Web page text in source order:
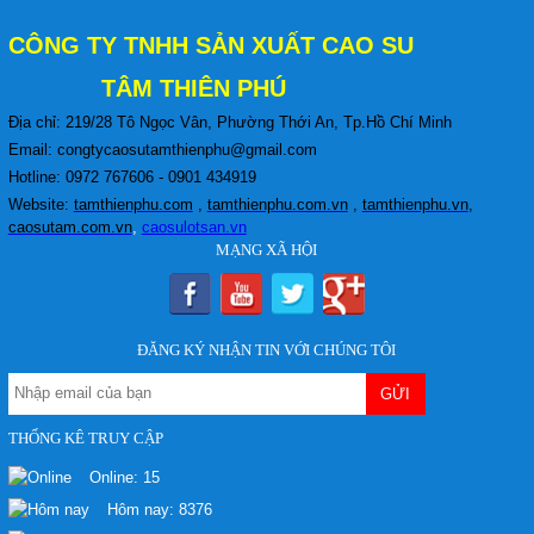
Giá:Liên hệ
Tấm cao su chịu lực lót khuôn 20mm
Giá:
Tấm silicone màu đỏ dẻo 3mm
Giá: Liên hệ
Tấm mút xốp EVA lót sàn chống mỏi chân
Lót Sàn Bằng Cao Su Hay Mút Xốp EVA
Khi lựa chọn vật liệu lót sàn cho nhà ở,
phòng gym, trường mầm non, khu vui chơi...
CÔNG TY TNHH SẢN XUẤT CAO SU
TÂM THIÊN PHÚ
Địa chỉ: 219/28 Tô Ngọc Vân, Phường Thới An, Tp.Hồ Chí Minh
Email: congtycaosutamthienphu@gmail.com
Hotline: 0972 767606 - 0901 434919
Website: tamthienphu.com tamthienphu.com.vn, tamthienphu.vn,
caosutam.com.vn, caosulotsan.vn
MẠNG XÃ HỘI
ĐĂNG KÝ NHẬN TIN VỚI CHÚNG TÔI
THỐNG KÊ TRUY CẬP
Online: 15
Hôm nay: 8376